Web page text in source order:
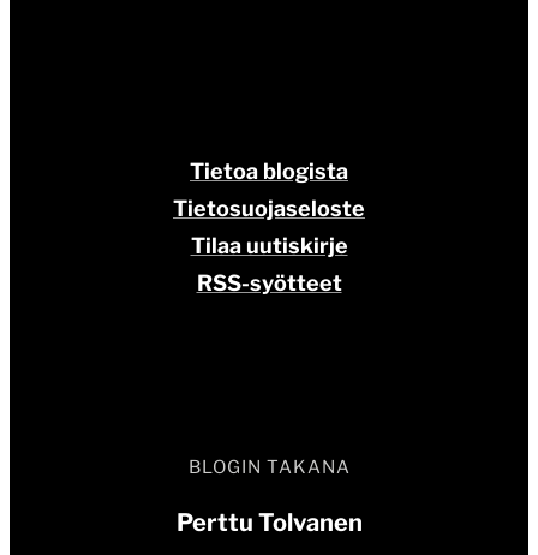
BLOGIN TAKANA
Perttu Tolvanen
Tietoa blogista
Tietosuojaseloste
Tilaa uutiskirje
RSS-syötteet